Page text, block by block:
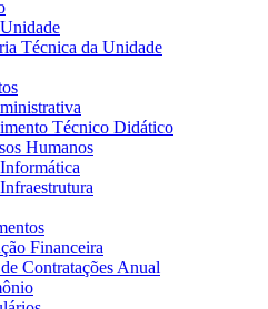
Técnica da Unidade
Técnico Didático
Humanos
Financeira
Contratações Anual